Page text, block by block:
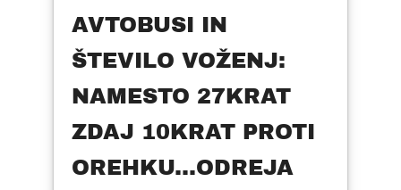
AVTOBUSI IN
ŠTEVILO VOŽENJ:
NAMESTO 27KRAT
ZDAJ 10KRAT PROTI
OREHKU...ODREJA